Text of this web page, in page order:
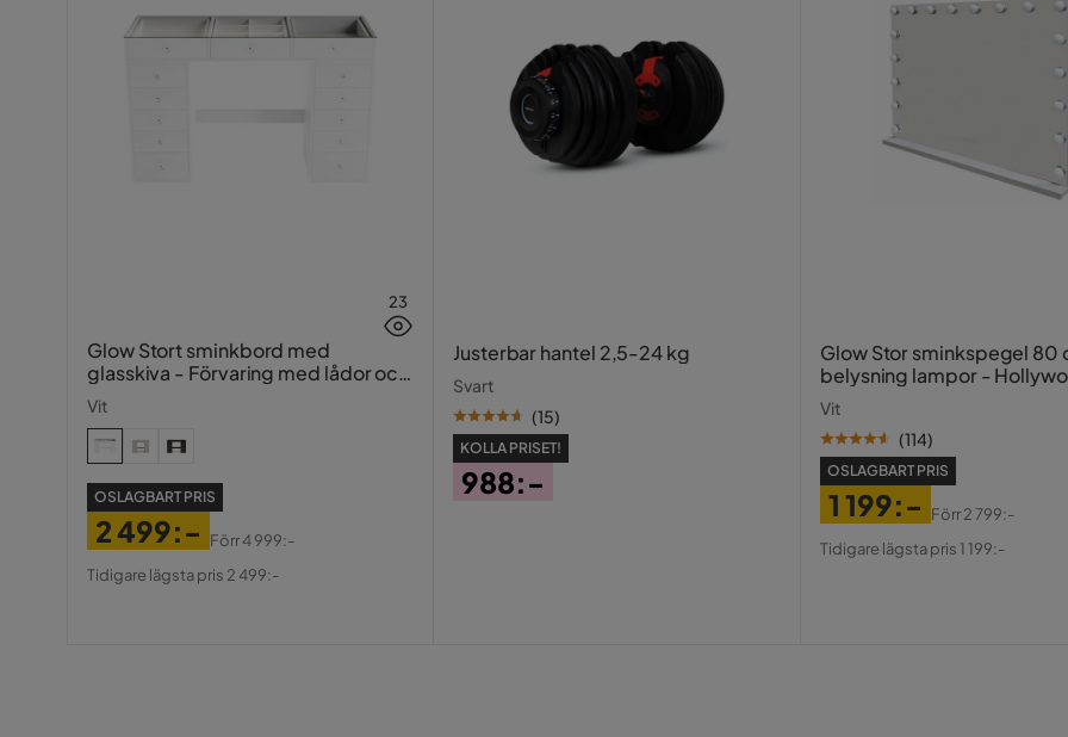
23
Glow Stort sminkbord med
glasskiva - Förvaring med lådor och
Vit
OSLAGBART PRIS
Pris
2 499:-
Original
Förr4 999:-
Tidigare lägsta pris 2 499:-
Justerbar hantel 2,5-24 kg
Svart
(15)
KOLLA PRISET!
988:-
Glow Stor sminkspegel 80
belysning lampor -
spegel med USB-charging
Vit
(114)
OSLAGBART PRIS
Pris
1 199:-
Original
Förr2 799:-
Tidigare lägsta pris 1 199:-